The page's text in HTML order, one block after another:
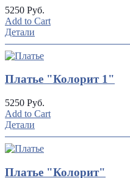
5250 Руб.
Add to Cart
Детали
Платье "Колорит 1"
5250 Руб.
Add to Cart
Детали
Платье "Колорит"